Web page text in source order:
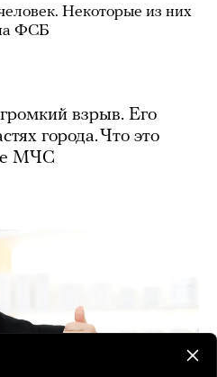
Некоторые из них
ФСБ
взрыв. Его
города. Что это
МЧС